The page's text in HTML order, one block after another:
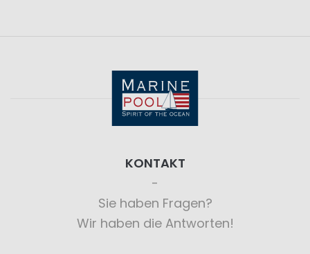
KONTAKT
Sie haben Fragen?
Wir haben die Antworten!